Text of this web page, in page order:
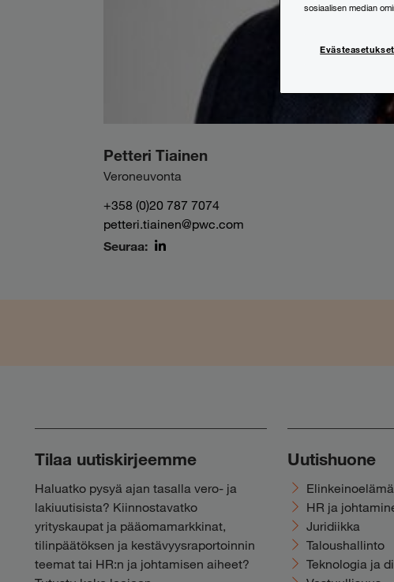
Petteri Tiainen
Veroneuvonta
+358 (0)20 787 7074
petteri.tiainen@pwc.com
Seuraa:
Tilaa uutiskirjeemme
Haluatko pysyä ajan tasalla vero- ja
lakiuutisista? Kiinnostavatko
yrityskaupat ja pääomamarkkinat,
tilinpäätöksen ja kestävyysraportoinnin
teemat tai HR:n ja johtamisen aiheet?
Uutishuone
Elinkeinoelämä
HR ja
Juridiikka
Taloushallinto
Teknologia ja
sosiaalisen median
Evästeasetukset